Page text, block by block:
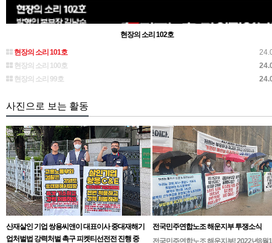
현장의 소리 102호
현장의 소리 101호
현장의 소리 100호
현장의 소리 99호
사진으로 보는 활동
산재살인 기업 쌍용씨앤이 대표이사 중대재해기
업처벌법 강력처벌 촉구 피켓티선전전 진행 중
전국민주연합노조 해운지부 투쟁소식